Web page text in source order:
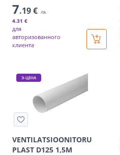
7.19 € /tk
4.31 €
для
авторизованного
клиента
Э-ЦЕНА
VENTILATSIOONITORU
PLAST D125 1,5M